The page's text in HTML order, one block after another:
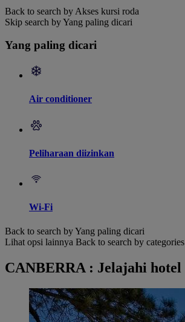
Back to search by Akses kursi roda
Skip search by Yang paling dicari
Yang paling dicari
Air conditioner
Peliharaan diizinkan
Wi-Fi
Back to search by Yang paling dicari
Lihat opsi lainnya Back to search by categories
CANBERRA : Jelajahi hotel